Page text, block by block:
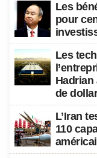
Les
pour
Les
Hadrian
de
L’Iran
110